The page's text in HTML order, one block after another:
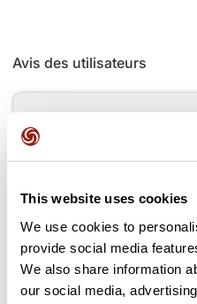
This website uses cookies
We use cookies to
provide social media
We also share information
our social media,
Avis des utilisateurs
Ajouter
Cols le long du parcours